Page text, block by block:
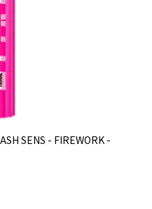
SENS - FIREWORK -